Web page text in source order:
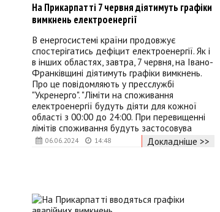
06.06.2024 14:48
На Прикарпатті 7 червня діятимуть графіки
вимкнень електроенергії
В енергосистемі країни продовжує
спостерігатись дефіцит електроенергії. Як і
в інших областях, завтра, 7 червня, на Івано-
Франківщині діятимуть графіки вимкнень.
Про це повідомляють у пресслужбі
"Укренерго". "Ліміти на споживання
електроенергії будуть діяти для кожної
області з 00:00 до 24:00. При перевищенні
лімітів споживання будуть застосовува
Докладніше >>